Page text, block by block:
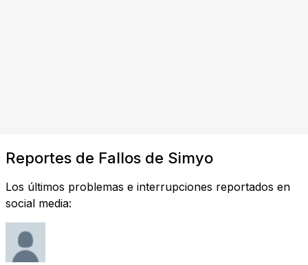
Reportes de Fallos de Simyo
Los últimos problemas e interrupciones reportados en
social media: